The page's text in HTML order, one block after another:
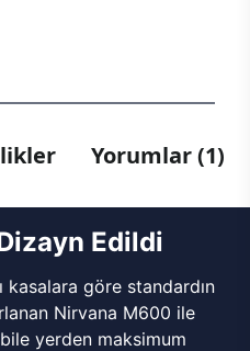
Yorumlar (1)
Edildi
kasalara göre standardın
Nirvana M600 ile
yerden maksimum